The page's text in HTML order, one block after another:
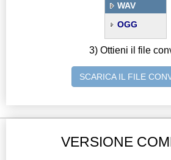
WAV
OGG
3) Ottieni il file
SCARICA IL FILE
VERSIONE